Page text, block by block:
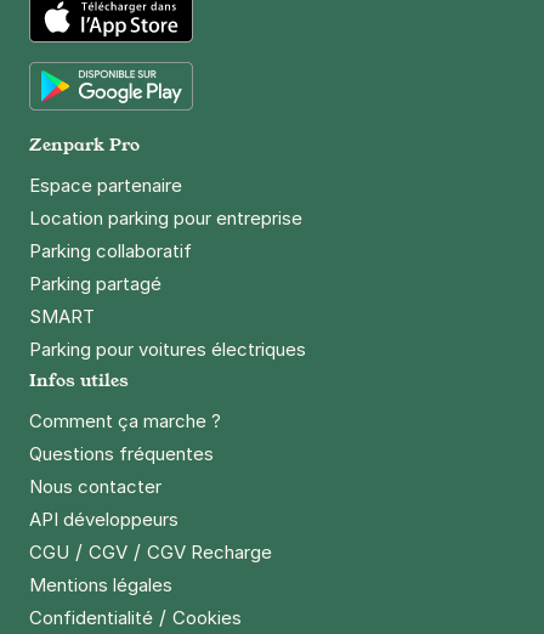
App Store
Zenpark Pro
Espace partenaire
Location parking pour entreprise
Parking collaboratif
Parking partagé
SMART
Parking pour voitures électriques
Infos utiles
Comment ça marche ?
Questions fréquentes
Nous contacter
API développeurs
CGU / CGV / CGV Recharge
Mentions légales
Confidentialité / Cookies